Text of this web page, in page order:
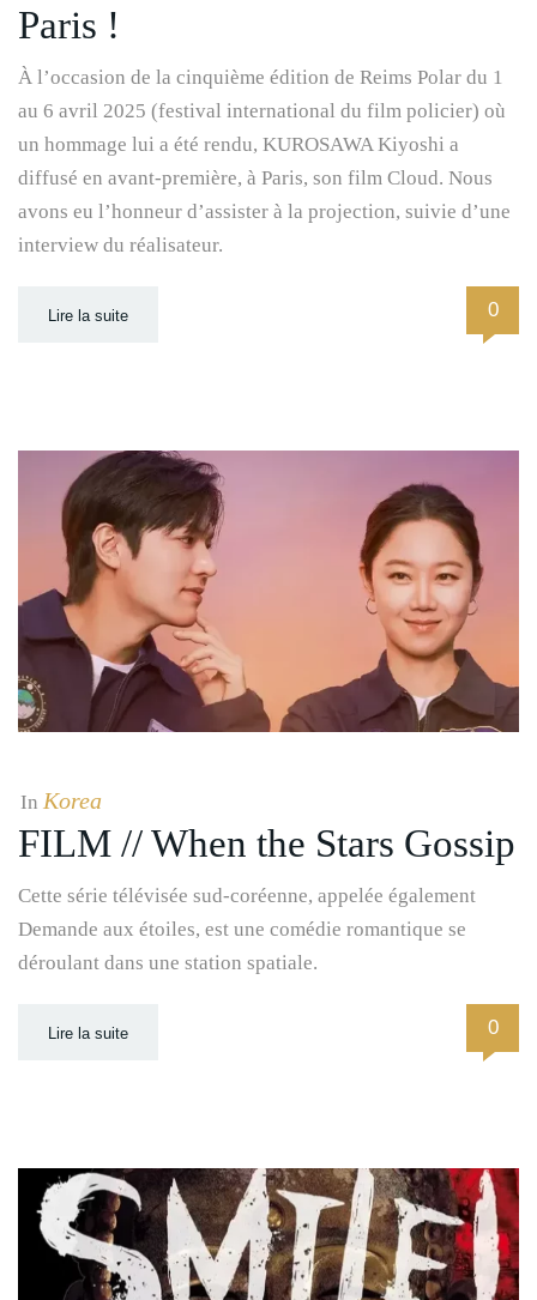
Paris !
À l’occasion de la cinquième édition de Reims Polar du 1
au 6 avril 2025 (festival international du film policier) où
un hommage lui a été rendu, KUROSAWA Kiyoshi a
diffusé en avant-première, à Paris, son film Cloud. Nous
avons eu l’honneur d’assister à la projection, suivie d’une
interview du réalisateur.
Lire la suite 0
In Korea
FILM // When the Stars Gossip
Cette série télévisée sud-coréenne, appelée également
Demande aux étoiles, est une comédie romantique se
déroulant dans une station spatiale.
Lire la suite 0